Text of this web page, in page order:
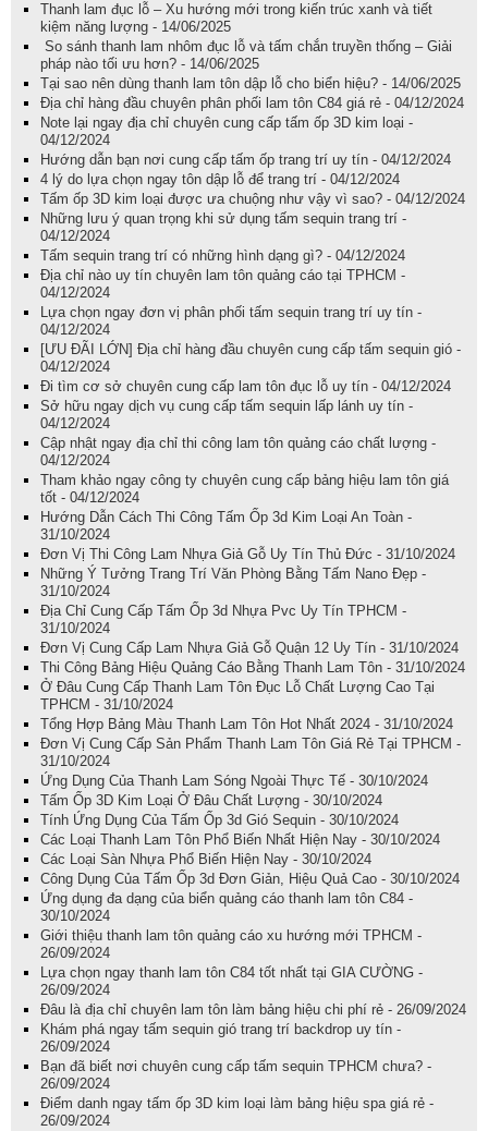
Thanh lam đục lỗ – Xu hướng mới trong kiến trúc xanh và tiết
kiệm năng lượng - 14/06/2025
So sánh thanh lam nhôm đục lỗ và tấm chắn truyền thống – Giải
pháp nào tối ưu hơn? - 14/06/2025
Tại sao nên dùng thanh lam tôn dập lỗ cho biển hiệu? - 14/06/2025
Địa chỉ hàng đầu chuyên phân phối lam tôn C84 giá rẻ - 04/12/2024
Note lại ngay địa chỉ chuyên cung cấp tấm ốp 3D kim loại -
04/12/2024
Hướng dẫn bạn nơi cung cấp tấm ốp trang trí uy tín - 04/12/2024
4 lý do lựa chọn ngay tôn dập lỗ để trang trí - 04/12/2024
Tấm ốp 3D kim loại được ưa chuộng như vậy vì sao? - 04/12/2024
Những lưu ý quan trọng khi sử dụng tấm sequin trang trí -
04/12/2024
Tấm sequin trang trí có những hình dạng gì? - 04/12/2024
Địa chỉ nào uy tín chuyên lam tôn quảng cáo tại TPHCM -
04/12/2024
Lựa chọn ngay đơn vị phân phối tấm sequin trang trí uy tín -
04/12/2024
[ƯU ĐÃI LỚN] Địa chỉ hàng đầu chuyên cung cấp tấm sequin gió -
04/12/2024
Đi tìm cơ sở chuyên cung cấp lam tôn đục lỗ uy tín - 04/12/2024
Sở hữu ngay dịch vụ cung cấp tấm sequin lấp lánh uy tín -
04/12/2024
Cập nhật ngay địa chỉ thi công lam tôn quảng cáo chất lượng -
04/12/2024
Tham khảo ngay công ty chuyên cung cấp bảng hiệu lam tôn giá
tốt - 04/12/2024
Hướng Dẫn Cách Thi Công Tấm Ốp 3d Kim Loại An Toàn -
31/10/2024
Đơn Vị Thi Công Lam Nhựa Giả Gỗ Uy Tín Thủ Đức - 31/10/2024
Những Ý Tưởng Trang Trí Văn Phòng Bằng Tấm Nano Đẹp -
31/10/2024
Địa Chỉ Cung Cấp Tấm Ốp 3d Nhựa Pvc Uy Tín TPHCM -
31/10/2024
Đơn Vị Cung Cấp Lam Nhựa Giả Gỗ Quận 12 Uy Tín - 31/10/2024
Thi Công Bảng Hiệu Quảng Cáo Bằng Thanh Lam Tôn - 31/10/2024
Ở Đâu Cung Cấp Thanh Lam Tôn Đục Lỗ Chất Lượng Cao Tại
TPHCM - 31/10/2024
Tổng Hợp Bảng Màu Thanh Lam Tôn Hot Nhất 2024 - 31/10/2024
Đơn Vị Cung Cấp Sản Phẩm Thanh Lam Tôn Giá Rẻ Tại TPHCM -
31/10/2024
Ứng Dụng Của Thanh Lam Sóng Ngoài Thực Tế - 30/10/2024
Tấm Ốp 3D Kim Loại Ở Đâu Chất Lượng - 30/10/2024
Tính Ứng Dụng Của Tấm Ốp 3d Gió Sequin - 30/10/2024
Các Loại Thanh Lam Tôn Phổ Biến Nhất Hiện Nay - 30/10/2024
Các Loại Sàn Nhựa Phổ Biến Hiện Nay - 30/10/2024
Công Dụng Của Tấm Ốp 3d Đơn Giản, Hiệu Quả Cao - 30/10/2024
Ứng dụng đa dạng của biển quảng cáo thanh lam tôn C84 -
30/10/2024
Giới thiệu thanh lam tôn quảng cáo xu hướng mới TPHCM -
26/09/2024
Lựa chọn ngay thanh lam tôn C84 tốt nhất tại GIA CƯỜNG -
26/09/2024
Đâu là địa chỉ chuyên lam tôn làm bảng hiệu chi phí rẻ - 26/09/2024
Khám phá ngay tấm sequin gió trang trí backdrop uy tín -
26/09/2024
Bạn đã biết nơi chuyên cung cấp tấm sequin TPHCM chưa? -
26/09/2024
Điểm danh ngay tấm ốp 3D kim loại làm bảng hiệu spa giá rẻ -
26/09/2024